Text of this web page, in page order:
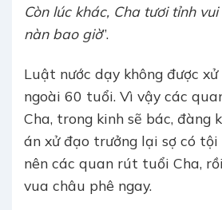
Còn lúc khác, Cha tươi tỉnh
nàn bao giờ”.
Luật nước dạy không được
ngoài 60 tuổi. Vì vậy các
Cha, trong kinh sẽ bác, đàng
án xử đạo trưởng lại sợ có
nên các quan rút tuổi Cha,
vua châu phê ngay.